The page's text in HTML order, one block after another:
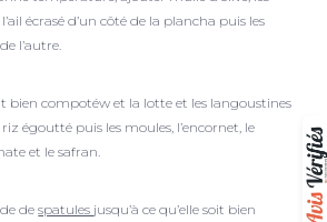
écrasé d’un côté de la plancha puis les
l’autre.
bien compotéw et la lotte et les langoustines
égoutté puis les moules, l’encornet, le
et le safran.
despatules jusqu’à ce qu’elle soit bien